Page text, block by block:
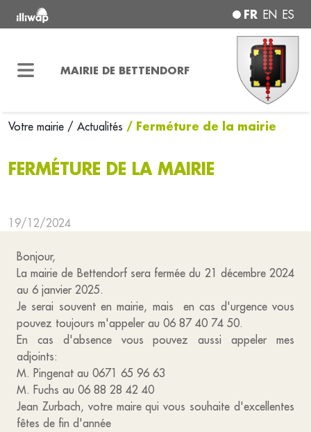
FR EN ES
MAIRIE DE BETTENDORF
Votre mairie / Actualités / Ferméture de la mairie
FERMÉTURE DE LA MAIRIE
19/12/2024
Bonjour,
La mairie de Bettendorf sera fermée du 21 décembre 2024
au 6 janvier 2025.
Je serai souvent en mairie, mais en cas d'urgence vous
pouvez toujours m'appeler au 06 87 40 74 50.
En cas d'absence vous pouvez aussi appeler mes
adjoints:
M. Pingenat au 0671 65 96 63
M. Fuchs au 06 88 28 42 40
Jean Zurbach, votre maire qui vous souhaite d'excellentes
fêtes de fin d'année